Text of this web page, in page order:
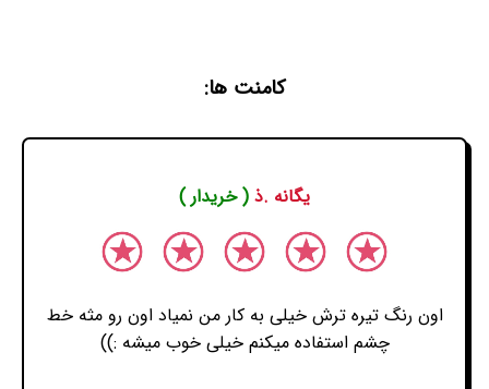
کامنت ها:
یگانه .ذ ( خریدار )
اون رنگ تیره ترش خیلی به کار من نمیاد اون رو مثه خط
چشم استفاده میکنم خیلی خوب میشه :))